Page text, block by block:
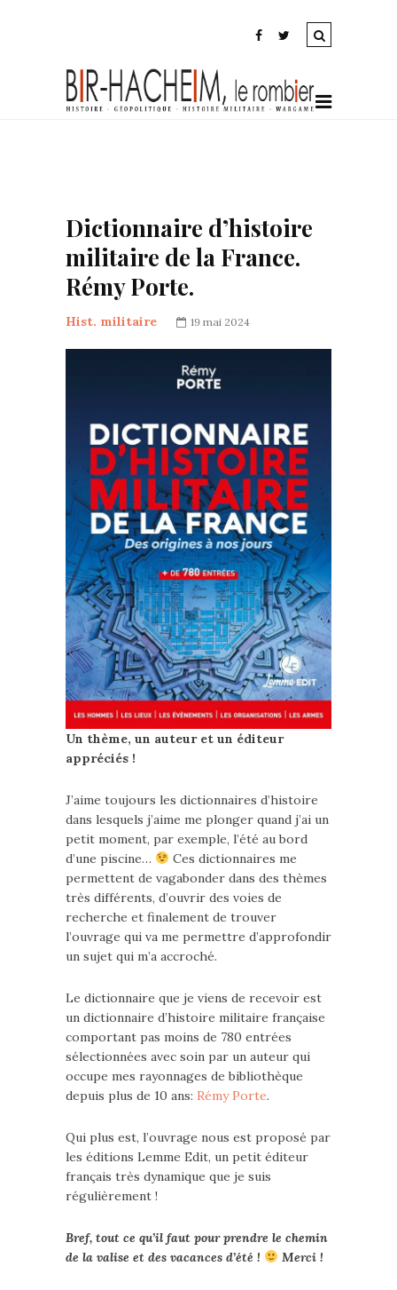
Dictionnaire d’histoire
militaire de la France.
Rémy Porte.
Hist. militaire 19 mai 2024
Un thème, un auteur et un éditeur
appréciés !
J’aime toujours les dictionnaires d’histoire
dans lesquels j’aime me plonger quand j’ai un
petit moment, par exemple, l’été au bord
d’une piscine…
Ces dictionnaires me
permettent de vagabonder dans des thèmes
très différents, d’ouvrir des voies de
recherche et finalement de trouver
l’ouvrage qui va me permettre d’approfondir
un sujet qui m’a accroché.
Le dictionnaire que je viens de recevoir est
un dictionnaire d’histoire militaire française
comportant pas moins de 780 entrées
sélectionnées avec soin par un auteur qui
occupe mes rayonnages de bibliothèque
depuis plus de 10 ans: Rémy Porte.
Qui plus est, l’ouvrage nous est proposé par
les éditions Lemme Edit, un petit éditeur
français très dynamique que je suis
régulièrement !
Bref, tout ce qu’il faut pour prendre le chemin
de la valise et des vacances d’été !
Merci !